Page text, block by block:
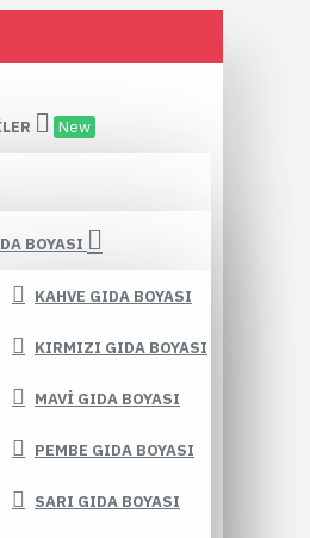
New
BOYASI
KAHVE GIDA BOYASI
KIRMIZI GIDA BOYASI
MAVI GIDA BOYASI
PEMBE GIDA BOYASI
SARI GIDA BOYASI